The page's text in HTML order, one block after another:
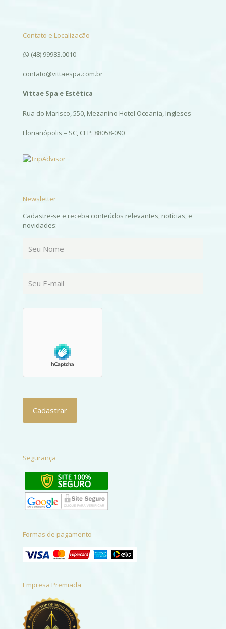
Contato e Localização
(48) 99983.0010
contato@vittaespa.com.br
Vittae Spa e Estética
Rua do Marisco, 550, Mezanino Hotel Oceania, Ingleses
Florianópolis – SC, CEP: 88058-090
Newsletter
Cadastre-se e receba conteúdos relevantes, notícias, e
novidades:
Segurança
Formas de pagamento
Empresa Premiada